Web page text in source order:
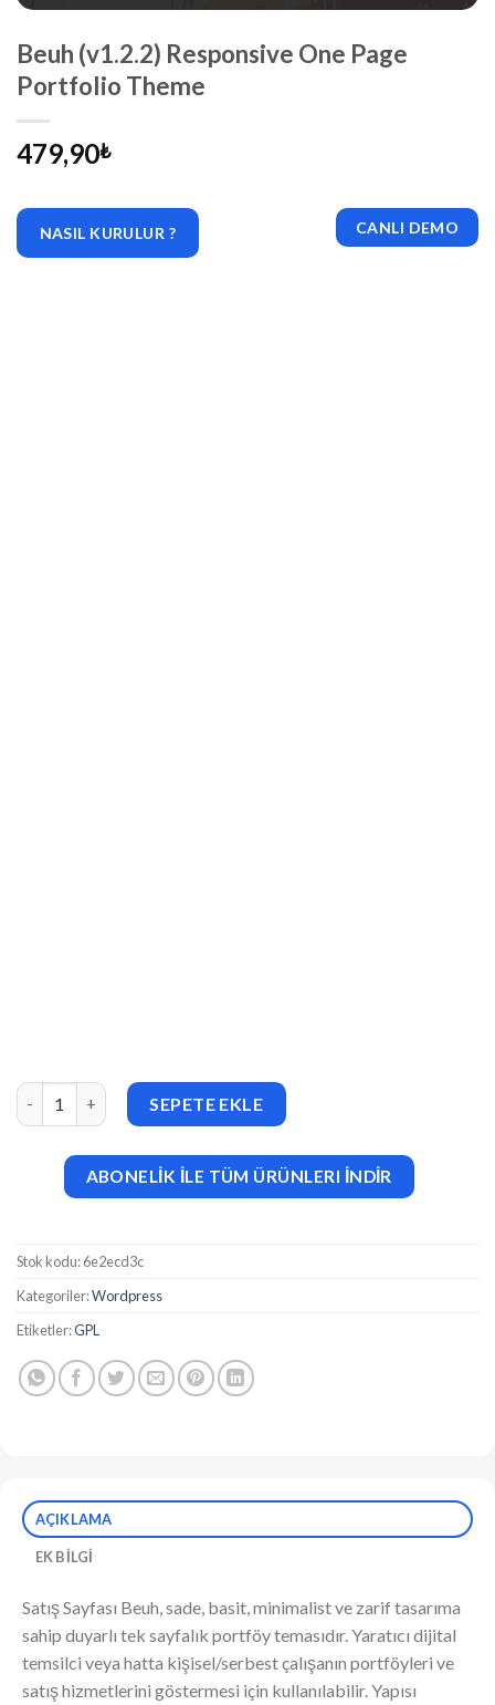
Beuh (v1.2.2) Responsive One Page
Portfolio Theme
479,90₺
NASIL KURULUR ? CANLI DEMO
Beuh (v1.2.2) Responsive One Page Portfolio Theme adet
SEPETE EKLE
ABONELİK İLE TÜM ÜRÜNLERI İNDİR
Stok kodu:6e2ecd3c
Kategoriler:Wordpress
Etiketler:GPL
AÇIKLAMA
EK BILGI
Satış Sayfası Beuh, sade, basit, minimalist ve zarif tasarıma
sahip duyarlı tek sayfalık portföy temasıdır. Yaratıcı dijital
temsilci veya hatta kişisel/serbest çalışanın portföyleri ve
satış hizmetlerini göstermesi için kullanılabilir. Yapısı